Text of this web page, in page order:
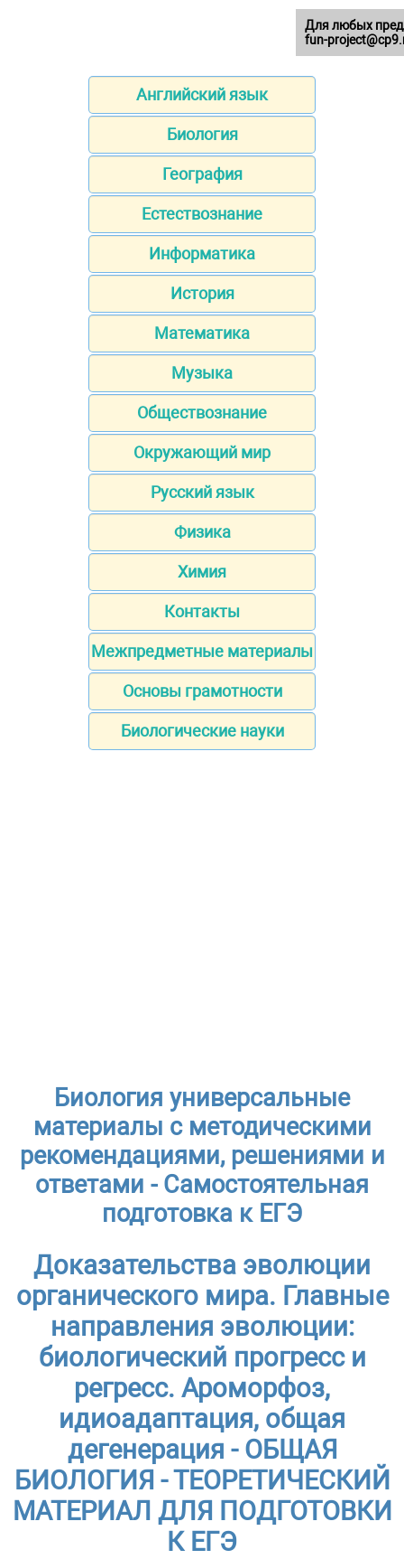
Английский язык
Биология
География
Естествознание
Информатика
История
Математика
Музыка
Обществознание
Окружающий мир
Русский язык
Физика
Химия
Контакты
Межпредметные материалы
Основы грамотности
Биологические науки
Биология универсальные
материалы с методическими
рекомендациями, решениями и
ответами - Самостоятельная
подготовка к ЕГЭ
Доказательства эволюции
органического мира. Главные
направления эволюции:
биологический прогресс и
регресс. Ароморфоз,
идиоадаптация, общая
дегенерация - ОБЩАЯ
БИОЛОГИЯ - ТЕОРЕТИЧЕСКИЙ
МАТЕРИАЛ ДЛЯ ПОДГОТОВКИ
К ЕГЭ
Для любых
fun-